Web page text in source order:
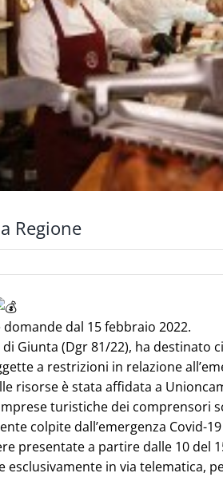
Regione
dal 15 febbraio 2022.
di Giunta (Dgr 81/22), ha
a restrizioni in relazione
risorse è stata affidata a
turistiche dei comprensori
colpite dall’emergenza Covid-19
presentate a partire dalle 10 del
esclusivamente in via telematica,